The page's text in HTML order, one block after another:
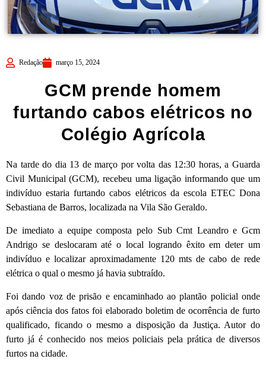
Redação março 15, 2024
GCM prende homem
furtando cabos elétricos no
Colégio Agrícola
Na tarde do dia 13 de março por volta das 12:30 horas, a Guarda
Civil Municipal (GCM), recebeu uma ligação informando que um
indivíduo estaria furtando cabos elétricos da escola ETEC Dona
Sebastiana de Barros, localizada na Vila São Geraldo.
De imediato a equipe composta pelo Sub Cmt Leandro e Gcm
Andrigo se deslocaram até o local logrando êxito em deter um
indivíduo e localizar aproximadamente 120 mts de cabo de rede
elétrica o qual o mesmo já havia subtraído.
Foi dando voz de prisão e encaminhado ao plantão policial onde
após ciência dos fatos foi elaborado boletim de ocorrência de furto
qualificado, ficando o mesmo a disposição da Justiça. Autor do
furto já é conhecido nos meios policiais pela prática de diversos
furtos na cidade.